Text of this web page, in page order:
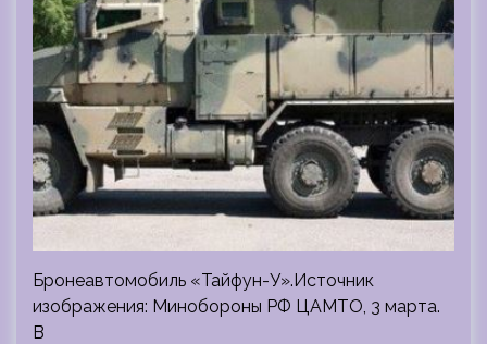
Бронеавтомобиль «Тайфун-У».Источник
изображения: Минобороны РФ ЦАМТО, 3 марта.
В